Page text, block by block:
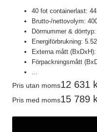
40 fot containerlast:
Brutto-/nettovolym:
Dörrnummer & dörrtyp:
Energiförbrukning:
Externa mått
Förpackningsmått
...
Pris utan moms12 631
Pris med moms15 789